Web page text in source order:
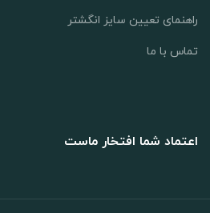
راهنمای تعیین سایز انگشتر
تماس با ما
اعتماد شما افتخار ماست